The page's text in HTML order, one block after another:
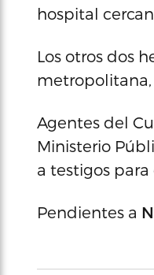
hospital
Los otros dos
metropolitana,
Agentes del
Ministerio
a testigos
Pendientes a